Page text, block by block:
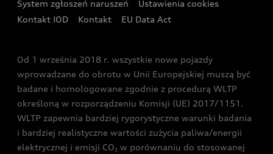
Audi exclusive
Zakopanem
System zgłoszeń naruszeń
Ustawienia cookies
Kontakt IOD
Kontakt EU Data Act
Od 1 września 2018 r. wszystkie nowe pojazdy
wprowadzane do obrotu w Unii Europejskiej muszą być
badane i homologowane zgodnie z procedurą WLTP
określoną w rozporządzeniu Komisji (UE) 2017/1151.
WLTP zapewnia bardziej rygorystyczne warunki badania
i bardziej realistyczne wartości zużycia paliwa/energii
elektrycznej i emisji CO 2 w porównaniu do stosowanej